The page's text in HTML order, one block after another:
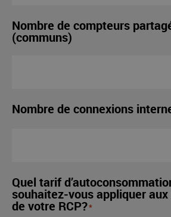
Nombre de compteurs
(communs)
Nombre de connexions
Quel tarif
souhaitez-vous appliquer
de votre RCP?*